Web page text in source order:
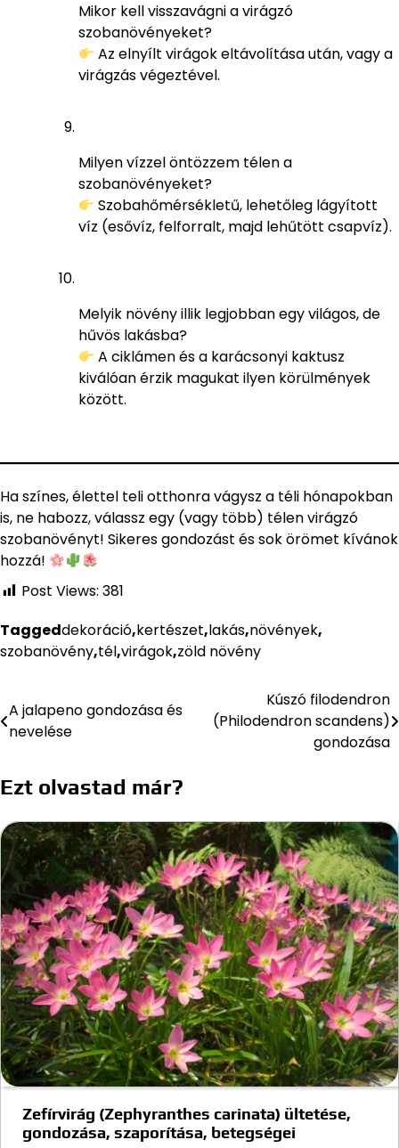
Mikor kell visszavágni a virágzó
szobanövényeket?
Az elnyílt virágok eltávolítása után, vagy a
virágzás végeztével.
Milyen vízzel öntözzem télen a
szobanövényeket?
Szobahőmérsékletű, lehetőleg lágyított
víz (esővíz, felforralt, majd lehűtött csapvíz).
Melyik növény illik legjobban egy világos, de
hűvös lakásba?
A ciklámen és a karácsonyi kaktusz
kiválóan érzik magukat ilyen körülmények
között.
Ha színes, élettel teli otthonra vágysz a téli hónapokban
is, ne habozz, válassz egy (vagy több) télen virágzó
szobanövényt! Sikeres gondozást és sok örömet kívánok
hozzá!
Post Views: 381
Taggeddekoráció,kertészet,lakás,növények,
szobanövény,tél,virágok,zöld növény
Bejegyzés
navigáció
A jalapeno gondozása és
nevelése
Kúszó filodendron
(Philodendron scandens)
gondozása
Ezt olvastad már?
Zefírvirág (Zephyranthes carinata) ültetése,
gondozása, szaporítása, betegségei